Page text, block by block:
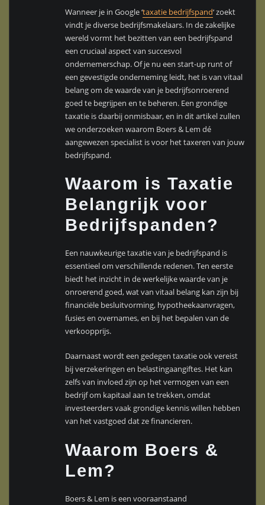
Wanneer je in Google ‘taxatie bedrijfspand‘ zoekt
vindt je diverse bedrijfsmakelaars. In de zakelijke
wereld vormt het bezitten van een bedrijfspand
een cruciaal aspect van succesvol
ondernemerschap. Of je nu een start-up runt of
een gevestigde onderneming leidt, het is van vitaal
belang om de waarde van je bedrijfsonroerend
goed te begrijpen en te beheren. Een grondige
taxatie is daarbij onmisbaar, en in dit artikel zullen
we onderzoeken waarom Boers & Lem dé
aangewezen specialist is voor het taxeren van jouw
bedrijfspand.
Waarom is Taxatie
Belangrijk voor
Bedrijfspanden?
Een nauwkeurige taxatie van je bedrijfspand is
essentieel om verschillende redenen. Ten eerste
biedt het inzicht in de werkelijke waarde van je
onroerend goed, wat van vitaal belang kan zijn bij
financiële besluitvorming, hypotheekaanvragen,
fusies en overnames, en bij het bepalen van de
verkoopprijs.
Daarnaast wordt een gedegen taxatie ook vereist
bij verzekeringen en belastingaangiftes. Het kan
zelfs van invloed zijn op het vermogen van een
bedrijf om kapitaal aan te trekken, omdat
investeerders vaak grondige kennis willen hebben
van het vastgoed dat ze financieren.
Waarom Boers &
Lem?
Boers & Lem is een vooraanstaand